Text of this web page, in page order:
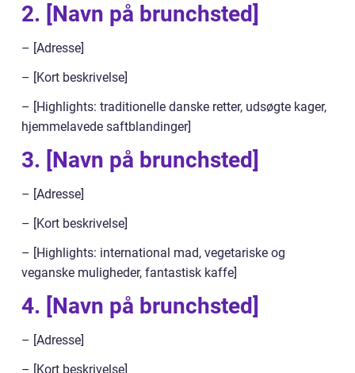
2. [Navn på brunchsted]
– [Adresse]
– [Kort beskrivelse]
– [Highlights: traditionelle danske retter, udsøgte kager,
hjemmelavede saftblandinger]
3. [Navn på brunchsted]
– [Adresse]
– [Kort beskrivelse]
– [Highlights: international mad, vegetariske og
veganske muligheder, fantastisk kaffe]
4. [Navn på brunchsted]
– [Adresse]
– [Kort beskrivelse]